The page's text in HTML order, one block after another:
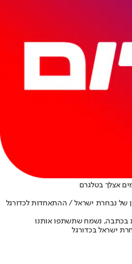
אצלך בטלגרם
של נבחרת ישראל / ההתאחדות לכדורגל
בכתבה, נשמח שתשתפו אותנו
ישראל בכדורגל